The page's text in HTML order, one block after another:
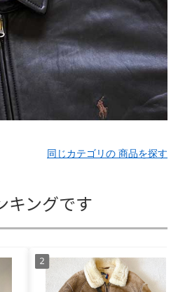
同じカテゴリの 商品を探す
キングです